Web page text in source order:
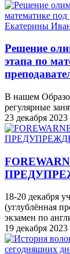
Решение
этапа по
В нашем
регулярные
23 декабря 2023
18-20 декабря
(углублённая
экзамен по
19 декабря 2023